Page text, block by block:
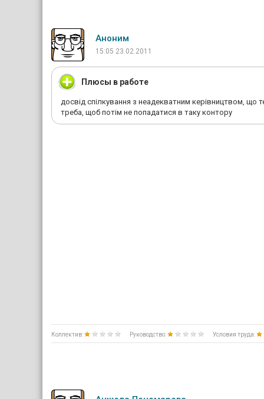
Аноним
15:05 23.02.2011
Плюсы в работе
досвід спілкування з неадекватним керівництвом, що
треба, щоб потім не попадатися в таку контору
Коллектив: Руководство: Условия труда: